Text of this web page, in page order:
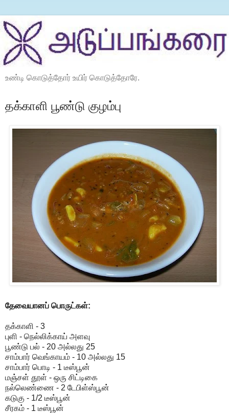
உண்டி கொடுத்தோர் உயிர் கொடுத்தோரே.
தக்காளி பூண்டு குழம்பு
தேவையானப் பொருட்கள்:
தக்காளி - 3
புளி - நெல்லிக்காய் அளவு
பூண்டு பல் - 20 அல்லது 25
சாம்பார் வெங்காயம் - 10 அல்லது 15
சாம்பார் பொடி - 1 டீஸ்பூன்
மஞ்சள் தூள் - ஒரு சிட்டிகை
நல்லெண்ணை - 2 டேபிள்ஸ்பூன்
கடுகு - 1/2 டீஸ்பூன்
சீரகம் - 1 டீஸ்பூன்